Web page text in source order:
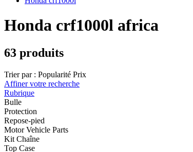
Honda crf1000l africa
63 produits
Trier par : Popularité Prix
Affiner votre recherche
Rubrique
Bulle
Protection
Repose-pied
Motor Vehicle Parts
Kit Chaîne
Top Case